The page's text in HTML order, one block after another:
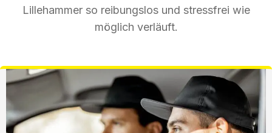
Lillehammer so reibungslos und stressfrei wie
möglich verläuft.